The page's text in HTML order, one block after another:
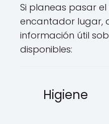
Si planeas pasar
encantador lugar,
información útil
disponibles:
Higiene